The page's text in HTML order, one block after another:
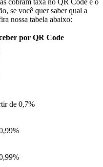
cobram taxa no QR Code e o
se você quer saber qual a
nossa tabela abaixo:
por QR Code
de 0,7%